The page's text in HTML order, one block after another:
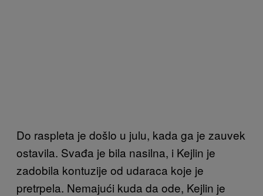
Do raspleta je došlo u julu, kada ga je zauvek
ostavila. Svađa je bila nasilna, i Kejlin je
zadobila kontuzije od udaraca koje je
pretrpela. Nemajući kuda da ode, Kejlin je